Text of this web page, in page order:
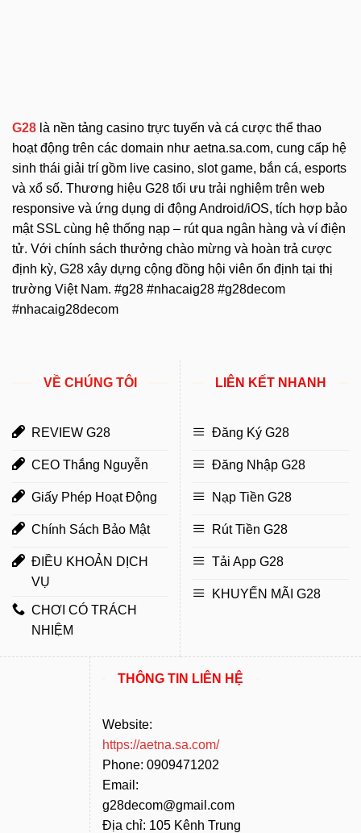
G28 là nền tảng casino trực tuyến và cá cược thể thao
hoạt động trên các domain như aetna.sa.com, cung cấp hệ
sinh thái giải trí gồm live casino, slot game, bắn cá, esports
và xổ số. Thương hiệu G28 tối ưu trải nghiệm trên web
responsive và ứng dụng di động Android/iOS, tích hợp bảo
mật SSL cùng hệ thống nạp – rút qua ngân hàng và ví điện
tử. Với chính sách thưởng chào mừng và hoàn trả cược
định kỳ, G28 xây dựng cộng đồng hội viên ổn định tại thị
trường Việt Nam. #g28 #nhacaig28 #g28decom
#nhacaig28decom
VỀ CHÚNG TÔI
REVIEW G28
CEO Thắng Nguyễn
Giấy Phép Hoạt Động
Chính Sách Bảo Mật
ĐIỀU KHOẢN DỊCH
VỤ
CHƠI CÓ TRÁCH
NHIỆM
LIÊN KẾT NHANH
Đăng Ký G28
Đăng Nhập G28
Nạp Tiền G28
Rút Tiền G28
Tải App G28
KHUYẾN MÃI G28
THÔNG TIN LIÊN HỆ
Website:
https://aetna.sa.com/
Phone: 0909471202
Email:
g28decom@gmail.com
Địa chỉ: 105 Kênh Trung